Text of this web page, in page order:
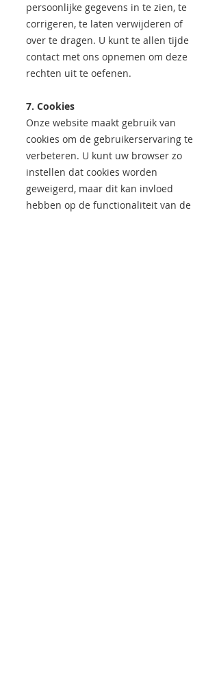
persoonlijke gegevens in te zien, te
corrigeren, te laten verwijderen of
over te dragen. U kunt te allen tijde
contact met ons opnemen om deze
rechten uit te oefenen.
7. Cookies
Onze website maakt gebruik van
cookies om de gebruikerservaring te
verbeteren. U kunt uw browser zo
instellen dat cookies worden
geweigerd, maar dit kan invloed
hebben op de functionaliteit van de